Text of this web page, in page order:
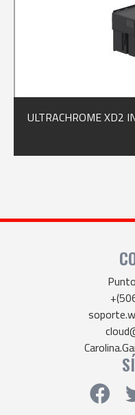
ULTRACHROME XD2